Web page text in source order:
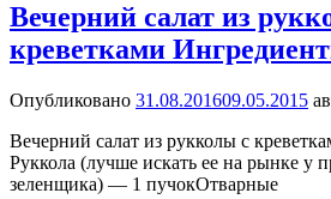
Вечерний салат из
креветками
Опубликовано 31.08.201609.05.2015
Вечерний салат из рукколы с
Руккола (лучше искать ее на рынке у
зеленщика) — 1 пучокОтварные